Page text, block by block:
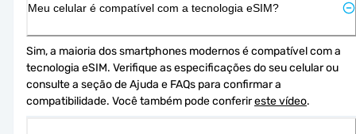
Meu celular é compatível com a tecnologia eSIM?
Sim, a maioria dos smartphones modernos é compatível com a
tecnologia eSIM. Verifique as especificações do seu celular ou
consulte a seção de Ajuda e FAQs para confirmar a
compatibilidade. Você também pode conferir este vídeo.